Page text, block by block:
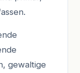
gewaltige